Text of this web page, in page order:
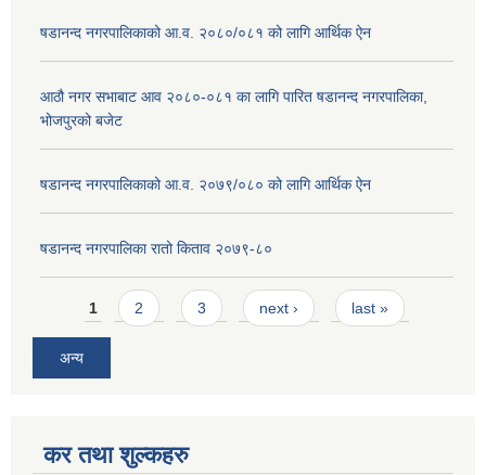
षडानन्द नगरपालिकाको आ.व. २०८०/०८१ को लागि आर्थिक ऐन
आठौ नगर सभाबाट आव २०८०-०८१ का लागि पारित षडानन्द नगरपालिका,
भोजपुरको बजेट
षडानन्द नगरपालिकाको आ.व. २०७९/०८० को लागि आर्थिक ऐन
षडानन्द नगरपालिका रातो किताव २०७९-८०
Pages
1 2 3 next › last »
अन्य
कर तथा शुल्कहरु